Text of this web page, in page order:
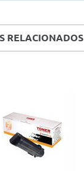
RELACIONADOS